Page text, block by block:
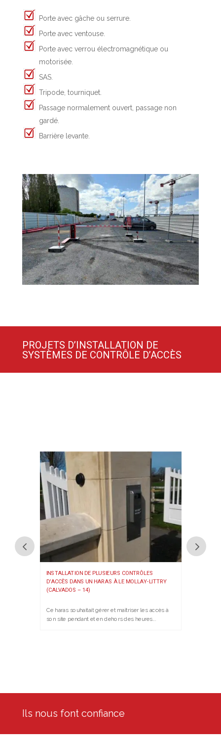
Porte avec gâche ou serrure.
Porte avec ventouse.
Porte avec verrou électromagnétique ou
motorisée.
SAS.
Tripode, tourniquet.
Passage normalement ouvert, passage non
gardé.
Barrière levante.
PROJETS D’INSTALLATION DE
SYSTÈMES DE CONTRÔLE D’ACCÈS
INSTALLATION DE PLUSIEURS CONTRÔLES
D’ACCÈS DANS UN HARAS À LE MOLLAY-LITTRY
(CALVADOS – 14)
Ce haras souhaitait gérer et maîtriser les accès à
son site pendant et en dehors des heures...
Ils nous font confiance